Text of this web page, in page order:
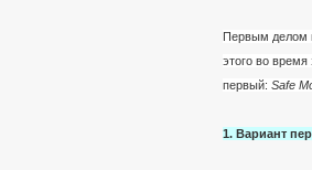
Первым делом
этого во
первый: Safe
1. Вариант